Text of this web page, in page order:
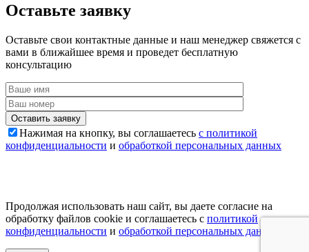
Оставьте заявку
Оставьте свои контактные данные и наш менеджер свяжется с
вами в ближайшее время и проведет бесплатную
консультацию
Оставить заявку
Нажимая на кнопку, вы соглашаетесь с политикой
конфиденциальности и обработкой персональных данных
Продолжая использовать наш сайт, вы даете согласие на
обработку файлов cookie и соглашаетесь с политикой
конфиденциальности и обработкой персональных данных